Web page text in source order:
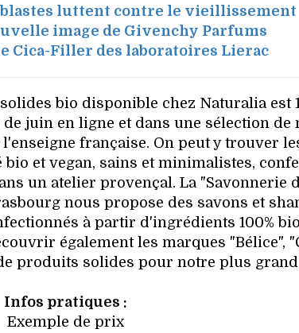
luttent contre le vieillissement
image de Givenchy Parfums
Cica-Filler des laboratoires Lierac
bio disponible chez Naturalia est
juin en ligne et dans une sélection de
française. On peut y trouver
bio et vegan, sains et minimalistes,
un atelier provençal. La "Savonnerie
nous propose des savons et
à partir d'ingrédients 100%
également les marques "Bélice",
produits solides pour notre plus
Infos pratiques :
Exemple de prix